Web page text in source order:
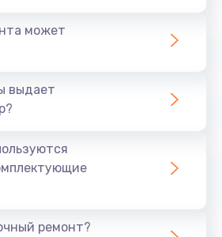
Заказать
Настройка ОС
может
выдает
ремонт?